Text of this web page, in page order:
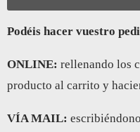
Podéis hacer vuestro
ONLINE: rellenando los
producto al carrito y
VÍA MAIL: